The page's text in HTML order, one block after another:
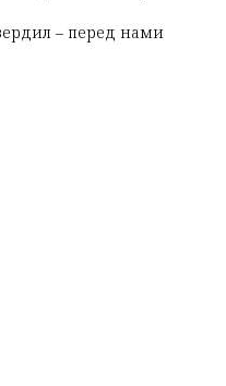
– перед нами